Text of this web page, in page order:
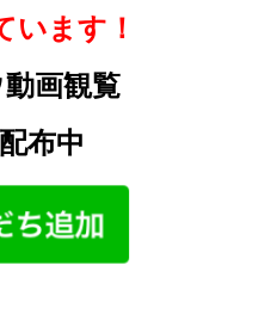
います！
画観覧
布中